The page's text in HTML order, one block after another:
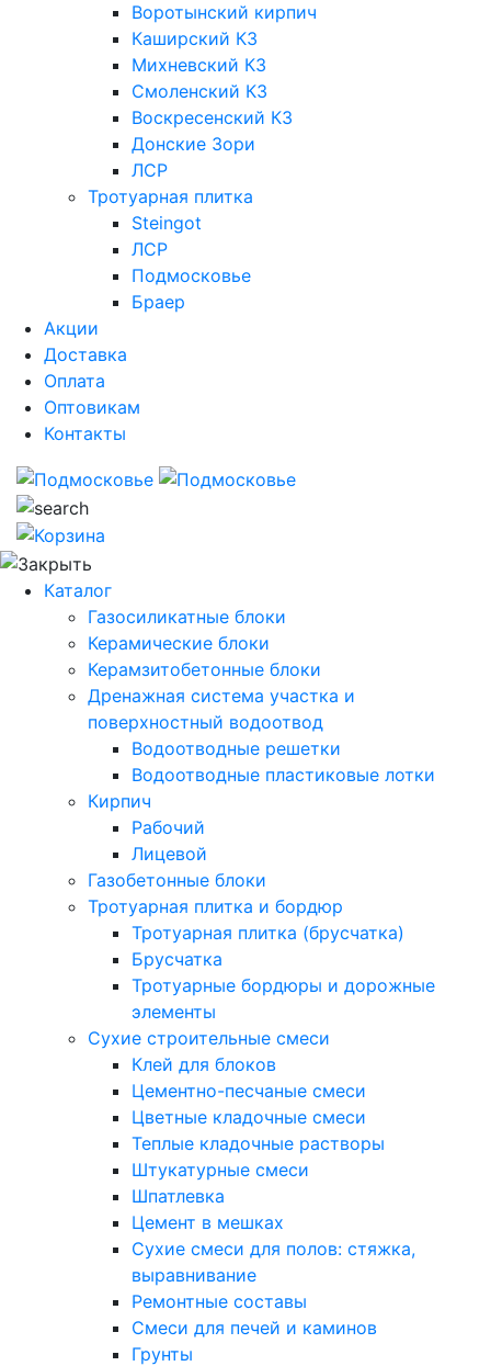
Воротынский кирпич
Каширский КЗ
Михневский КЗ
Смоленский КЗ
Воскресенский КЗ
Донские Зори
ЛСР
Тротуарная плитка
Steingot
ЛСР
Подмосковье
Браер
Акции
Доставка
Оплата
Оптовикам
Контакты
Каталог
Газосиликатные блоки
Керамические блоки
Керамзитобетонные блоки
Дренажная система участка и
поверхностный водоотвод
Водоотводные решетки
Водоотводные пластиковые лотки
Кирпич
Рабочий
Лицевой
Газобетонные блоки
Тротуарная плитка и бордюр
Тротуарная плитка (брусчатка)
Брусчатка
Тротуарные бордюры и дорожные
элементы
Сухие строительные смеси
Клей для блоков
Цементно-песчаные смеси
Цветные кладочные смеси
Теплые кладочные растворы
Штукатурные смеси
Шпатлевка
Цемент в мешках
Сухие смеси для полов: стяжка,
выравнивание
Ремонтные составы
Смеси для печей и каминов
Грунты